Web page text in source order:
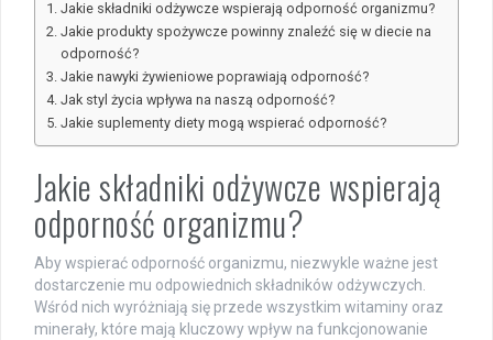
Jakie składniki odżywcze wspierają odporność organizmu?
Jakie produkty spożywcze powinny znaleźć się w diecie na
odporność?
Jakie nawyki żywieniowe poprawiają odporność?
Jak styl życia wpływa na naszą odporność?
Jakie suplementy diety mogą wspierać odporność?
Jakie składniki odżywcze wspierają
odporność organizmu?
Aby wspierać odporność organizmu, niezwykle ważne jest
dostarczenie mu odpowiednich składników odżywczych.
Wśród nich wyróżniają się przede wszystkim witaminy oraz
minerały, które mają kluczowy wpływ na funkcjonowanie